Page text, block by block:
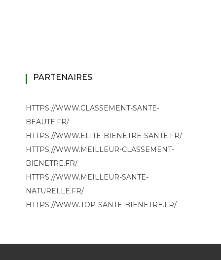
PARTENAIRES
HTTPS://WWW.CLASSEMENT-SANTE-
BEAUTE.FR/
HTTPS://WWW.ELITE-BIENETRE-SANTE.FR/
HTTPS://WWW.MEILLEUR-CLASSEMENT-
BIENETRE.FR/
HTTPS://WWW.MEILLEUR-SANTE-
NATURELLE.FR/
HTTPS://WWW.TOP-SANTE-BIENETRE.FR/